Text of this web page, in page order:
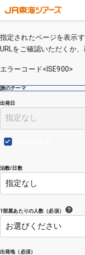
指定されたページを表示
URLをご確認いただくか
エラーコード<ISE900>
出発地（必須）
出発日
泊数/日数
1部屋あたりの人数（必須）
旅のテーマ